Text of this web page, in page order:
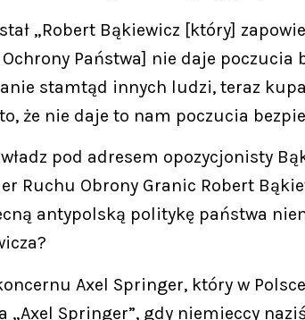
„Robert Bąkiewicz [który]
Ochrony Państwa] nie daje
stamtąd innych ludzi, teraz
że nie daje to nam poczucia
pod adresem opozycjonisty
Ruchu Obrony Granic Robert
antypolską politykę państwa
Axel Springer, który w
„Axel Springer”, gdy niemieccy